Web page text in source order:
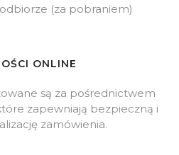
(za pobraniem)
ONLINE
są za pośrednictwem
zapewniają bezpieczną i
zamówienia.